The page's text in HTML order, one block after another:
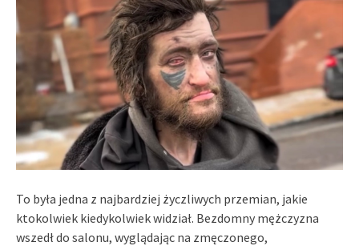
To była jedna z najbardziej życzliwych przemian, jakie
ktokolwiek kiedykolwiek widział. Bezdomny mężczyzna
wszedł do salonu, wyglądając na zmęczonego,